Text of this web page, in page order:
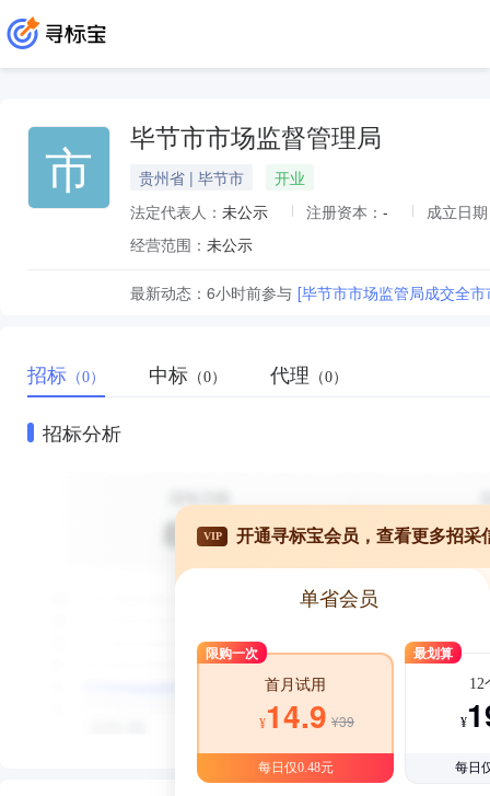
市 毕节市市场监督管理局
贵州省 | 毕节市
开业
法定代表人： 未公示 注册资本： -
成立日
经营范围： 未公示
最新动态： 6小时前参与 [毕节市市场监管局成交全
招标 （0） 中标 （0） 代理 （0）
招标分析
VIP 开通寻标宝会员，查看更多招采
单省会员
限购一次
首月试用
¥14.9 ¥39
每日仅0.48元
最划算
12
¥
每日